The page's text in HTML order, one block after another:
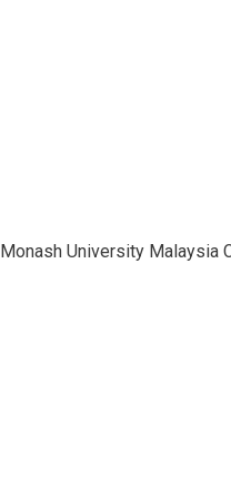
Monash University Malaysia